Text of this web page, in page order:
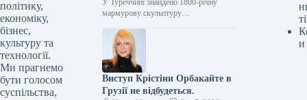
політику,
економіку,
бізнес,
культуру та
технології.
Ми прагнемо
бути голосом
суспільства,
У Туреччині знайдено 1800-річну
мармурову скульптуру
07.08.2026 16:02 Укрінформ У
давньому місті Аспендос,
розташованому в турецькій…
Виступ Крістіни Орбакайте в
Грузії не відбудеться.
ті
и